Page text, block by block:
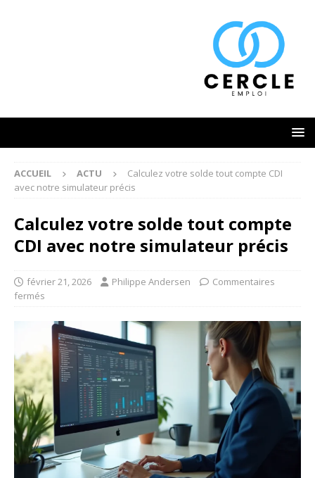
ACCUEIL ACTU
Calculez votre solde tout compte CDI
avec notre simulateur précis
Calculez votre solde tout compte
CDI avec notre simulateur précis
février 21, 2026 Philippe Andersen
Commentaires
fermés